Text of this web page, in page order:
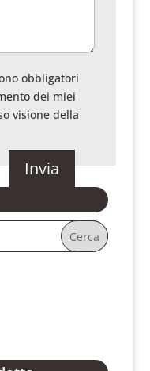
obbligatori
dei miei
visione della